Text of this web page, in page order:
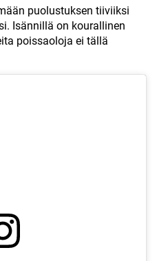
puolustuksen tiiviiksi
Isännillä on kourallinen
poissaoloja ei tällä